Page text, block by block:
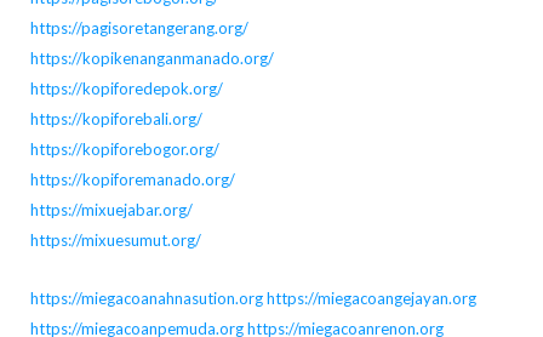
https://pagisoretangerang.org/
https://kopikenanganmanado.org/
https://kopiforedepok.org/
https://kopiforebali.org/
https://kopiforebogor.org/
https://kopiforemanado.org/
https://mixuejabar.org/
https://mixuesumut.org/
https://miegacoanahnasution.orghttps://miegacoangejayan.org
https://miegacoanpemuda.orghttps://miegacoanrenon.org